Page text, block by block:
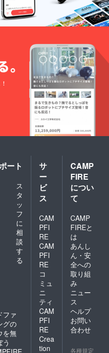
ート
ス
タ
ッ
フ
に
相
談
す
る
ファ
グの
を無
う
サ
ー
ビ
ス
CAM
PFI
RE
CAM
PFI
RE
コ
ミュ
ニ
ティ
CAM
PFI
RE
Crea
tion
CAMP
FIRE
につい
て
CAMP
FIREと
は
あんし
ん・安
全への
取り組
み
ニュー
ス
ヘルプ
お問い
合わせ
各種規定